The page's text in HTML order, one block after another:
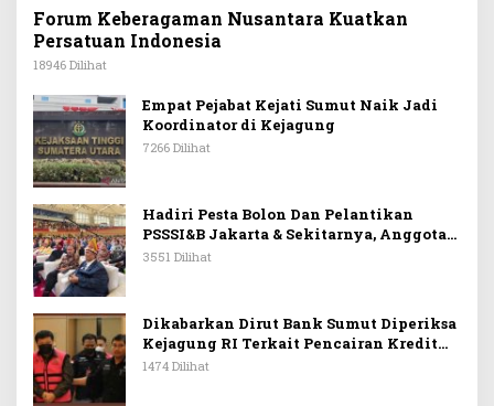
Forum Keberagaman Nusantara Kuatkan
Persatuan Indonesia
18946 Dilihat
Empat Pejabat Kejati Sumut Naik Jadi
Koordinator di Kejagung
7266 Dilihat
Hadiri Pesta Bolon Dan Pelantikan
PSSSI&B Jakarta & Sekitarnya, Anggota
DPR RI Kombes. Pol. (Purn). Dr. Maruli
Membangun Bangsa
3551 Dilihat
Dikabarkan Dirut Bank Sumut Diperiksa
Kejagung RI Terkait Pencairan Kredit
PT Sritex
1474 Dilihat